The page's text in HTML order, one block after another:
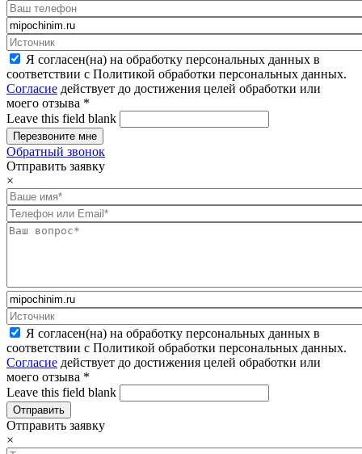
Я согласен(на) на обработку персональных данных в
соответствии с Политикой обработки персональных данных.
Согласие действует до достижения целей обработки или
моего отзыва *
Leave this field blank
Обратный звонок
Отправить заявку
×
Я согласен(на) на обработку персональных данных в
соответствии с Политикой обработки персональных данных.
Согласие действует до достижения целей обработки или
моего отзыва *
Leave this field blank
Отправить заявку
×